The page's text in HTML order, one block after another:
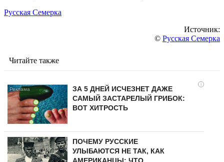
Русская Семерка
Источник:
© Русская Семерка
Читайте также
i
ЗА 5 ДНЕЙ ИСЧЕЗНЕТ ДАЖЕ
САМЫЙ ЗАСТАРЕЛЫЙ ГРИБОК:
ВОТ ХИТРОСТЬ
ПОЧЕМУ РУССКИЕ
УЛЫБАЮТСЯ НЕ ТАК, КАК
АМЕРИКАНЦЫ: ЧТО